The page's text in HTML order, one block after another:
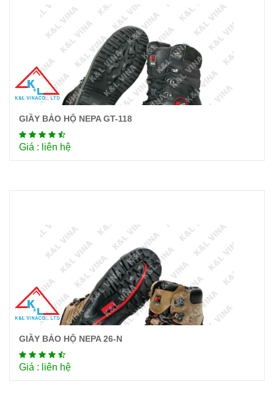
GIẦY BẢO HỘ NEPA GT-118
Giá : liên hệ
GIẦY BẢO HỘ NEPA 26-N
Giá : liên hệ